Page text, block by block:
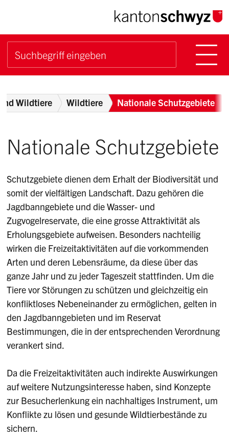
Navigieren im Kanton
Schnellnavigation
Suchbegriff
Breadcrumb
Wildtiere Wildtiere Nationale Schutzgebiete
Nationale Schutzgebiete
Schutzgebiete dienen dem Erhalt der Biodiversität und
somit der vielfältigen Landschaft. Dazu gehören die
Jagdbanngebiete und die Wasser- und
Zugvogelreservate, die eine grosse Attraktivität als
Erholungsgebiete aufweisen. Besonders nachteilig
wirken die Freizeitaktivitäten auf die vorkommenden
Arten und deren Lebensräume, da diese über das
ganze Jahr und zu jeder Tageszeit stattfinden. Um die
Tiere vor Störungen zu schützen und gleichzeitig ein
konfliktloses Nebeneinander zu ermöglichen, gelten in
den Jagdbanngebieten und im Reservat
Bestimmungen, die in der entsprechenden Verordnung
verankert sind.
Da die Freizeitaktivitäten auch indirekte Auswirkungen
auf weitere Nutzungsinteresse haben, sind Konzepte
zur Besucherlenkung ein nachhaltiges Instrument, um
Konflikte zu lösen und gesunde Wildtierbestände zu
sichern.